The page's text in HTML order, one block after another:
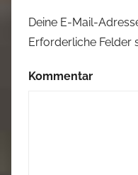
Deine E-Mail-
Erforderliche Felder
Kommentar